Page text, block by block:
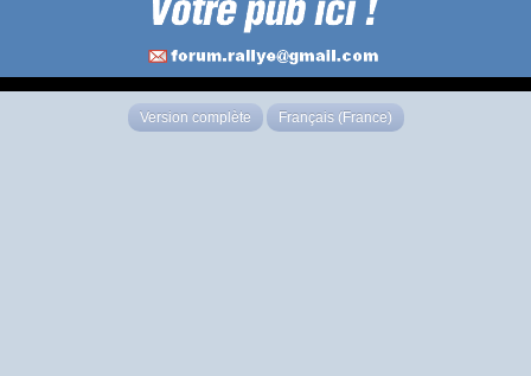
Version complète Français (France)